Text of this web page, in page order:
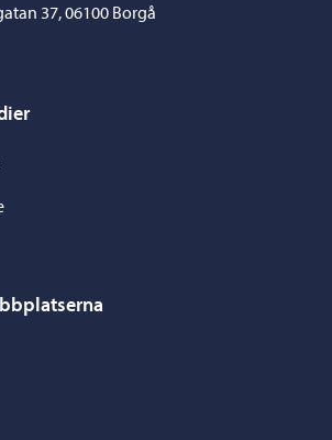
37, 06100 Borgå